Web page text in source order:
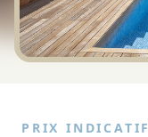
PRIX INDICATIF